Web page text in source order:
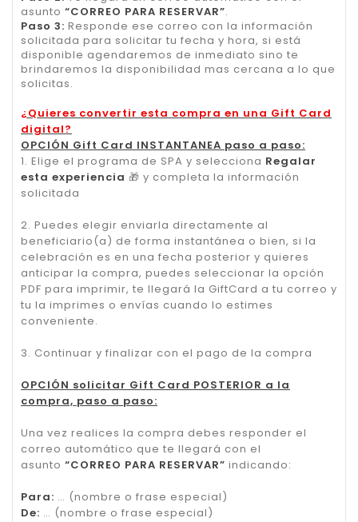
asunto “CORREO PARA RESERVAR”.
Paso 3: Responde ese correo con la información
solicitada para solicitar tu fecha y hora, si está
disponible agendaremos de inmediato sino te
brindaremos la disponibilidad mas cercana a lo que
solicitas.
¿Quieres convertir esta compra en una Gift Card
digital?
OPCIÓN Gift Card INSTANTANEA paso a paso:
1. Elige el programa de SPA y selecciona Regalar
esta experiencia 🎁 y completa la información
solicitada
2. Puedes elegir enviarla directamente al
beneficiario(a) de forma instantánea o bien, si la
celebración es en una fecha posterior y quieres
anticipar la compra, puedes seleccionar la opción
PDF para imprimir, te llegará la GiftCard a tu correo y
tu la imprimes o envías cuando lo estimes
conveniente.
3. Continuar y finalizar con el pago de la compra
OPCIÓN solicitar Gift Card POSTERIOR a la
compra, paso a paso:
Una vez realices la compra debes responder el
correo automático que te llegará con el
asunto “CORREO PARA RESERVAR” indicando:
Para: … (nombre o frase especial)
De: … (nombre o frase especial)